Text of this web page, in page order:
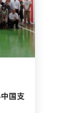
国支